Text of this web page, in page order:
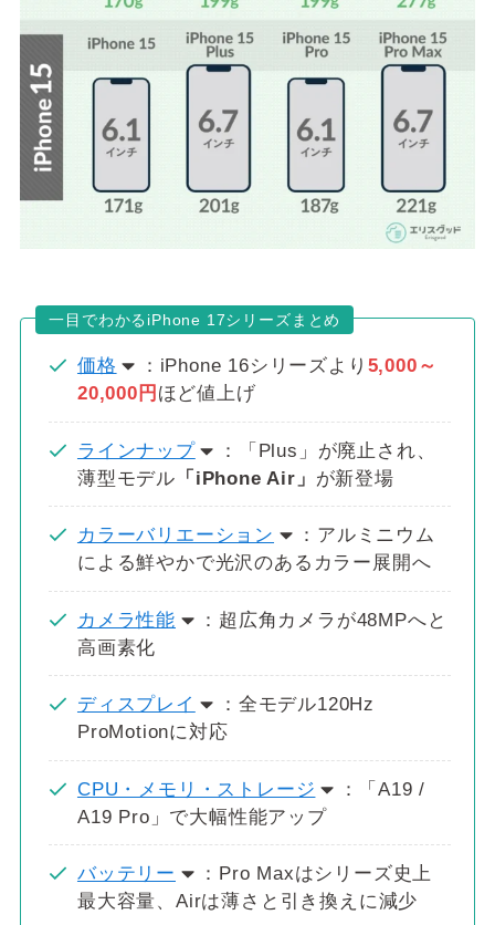
一目でわかるiPhone 17シリーズまとめ
価格 ：iPhone 16シリーズより 5,000～
20,000円 ほど値上げ
ラインナップ
：「Plus」が廃止され、
薄型モデル 「iPhone Air」 が新登場
カラーバリエーション
：アルミニウム
による鮮やかで光沢のあるカラー展開へ
カメラ性能
：超広角カメラが48MPへと
高画素化
ディスプレイ
：全モデル120Hz
ProMotionに対応
CPU・メモリ・ストレージ
：「A19 /
A19 Pro」で大幅性能アップ
バッテリー
：Pro Maxはシリーズ史上
最大容量、Airは薄さと引き換えに減少